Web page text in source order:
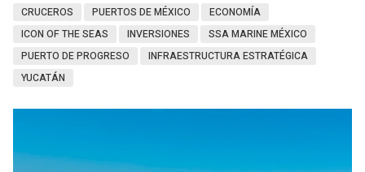
CRUCEROS PUERTOS DE MÉXICO
ECONOMÍA
ICON OF THE SEAS
INVERSIONES
SSA MARINE MÉXICO
PUERTO DE PROGRESO
INFRAESTRUCTURA ESTRATÉGICA
YUCATÁN